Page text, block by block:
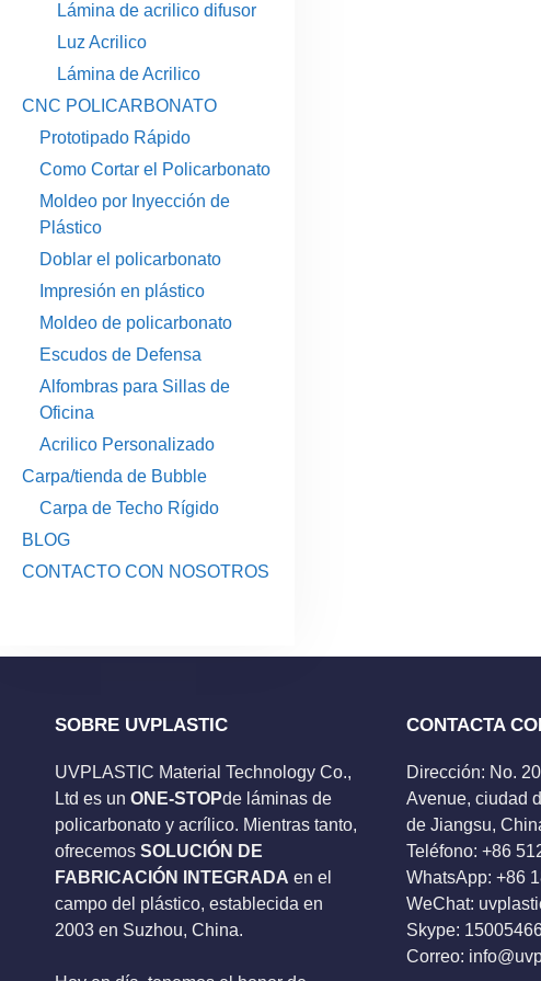
Lámina de acrilico difusor
Luz Acrilico
Lámina de Acrilico
CNC POLICARBONATO
Prototipado Rápido
Como Cortar el Policarbonato
Moldeo por Inyección de
Plástico
Doblar el policarbonato
Impresión en plástico
Moldeo de policarbonato
Escudos de Defensa
Alfombras para Sillas de
Oficina
Acrilico Personalizado
Carpa/tienda de Bubble
Carpa de Techo Rígido
BLOG
CONTACTO CON NOSOTROS
SOBRE UVPLASTIC
UVPLASTIC Material Technology Co.,
Ltd es un ONE-STOPde láminas de
policarbonato y acrílico. Mientras tanto,
ofrecemos SOLUCIÓN DE
FABRICACIÓN INTEGRADA en el
campo del plástico, establecida en
2003 en Suzhou, China.
CONTACTA
Dirección: No.
Avenue, ciudad
de Jiangsu,
Teléfono: +86
WhatsApp: +86
WeChat:
Skype:
Correo: